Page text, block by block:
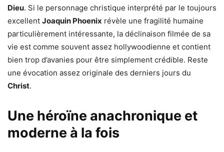
Dieu. Si le personnage christique interprété par le toujours
excellent Joaquin Phoenix révèle une fragilité humaine
particulièrement intéressante, la déclinaison filmée de sa
vie est comme souvent assez hollywoodienne et contient
bien trop d’avanies pour être simplement crédible. Reste
une évocation assez originale des derniers jours du
Christ.
Une héroïne anachronique et
moderne à la fois